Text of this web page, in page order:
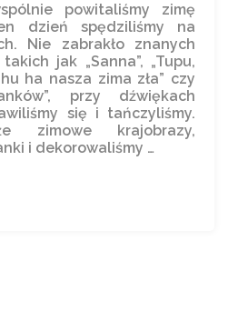
powitaliśmy zimę
dzień spędziliśmy na
Nie zabrakło znanych
jak „Sanna”, „Tupu,
ha nasza zima zła” czy
przy dźwiękach
się i tańczyliśmy.
zimowe krajobrazy,
i dekorowaliśmy …